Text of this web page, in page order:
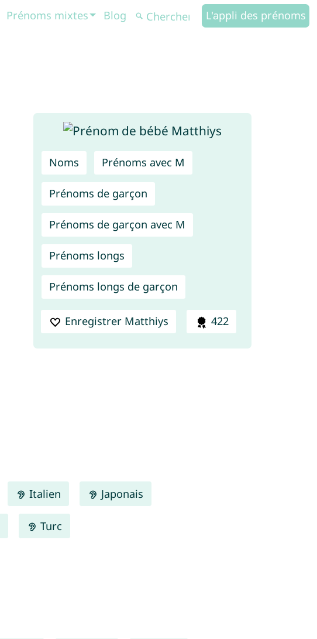
Prénoms mixtes Blog L'appli des prénoms
Noms Prénoms avec M
Prénoms de garçon
Prénoms de garçon avec M
Prénoms longs
Prénoms longs de garçon
Enregistrer Matthiys 422
Italien Japonais
Turc